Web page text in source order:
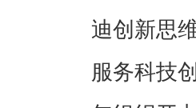
迪创新思
服务科技